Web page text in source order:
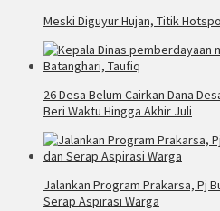
Meski Diguyur Hujan, Titik
26 Desa Belum Cairkan Dana
Beri Waktu Hingga Akhir Juli
Jalankan Program Prakarsa, Pj
Serap Aspirasi Warga